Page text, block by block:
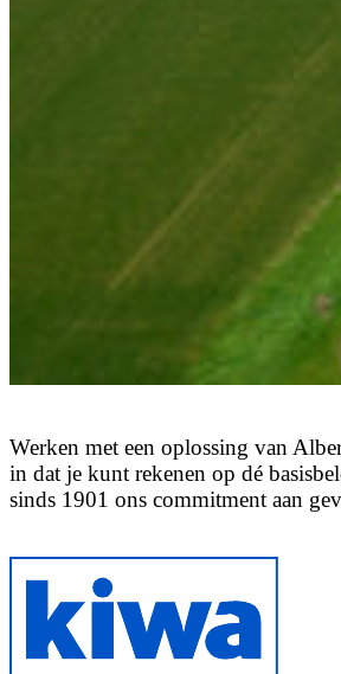
Werken met een oplossing van
in dat je kunt rekenen op dé
sinds 1901 ons commitment aan